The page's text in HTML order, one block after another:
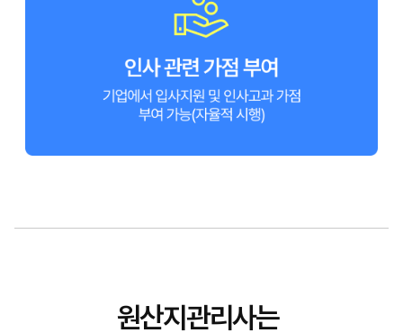
원산지관리사는